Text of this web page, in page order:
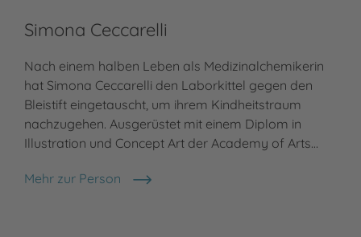
Simona Ceccarelli
Nach einem halben Leben als Medizinalchemikerin
hat Simona Ceccarelli den Laborkittel gegen den
Bleistift eingetauscht, um ihrem Kindheitstraum
nachzugehen. Ausgerüstet mit einem Diplom in
Illustration und Concept Art der Academy of Arts…
Mehr zur Person
Simona Ceccarelli